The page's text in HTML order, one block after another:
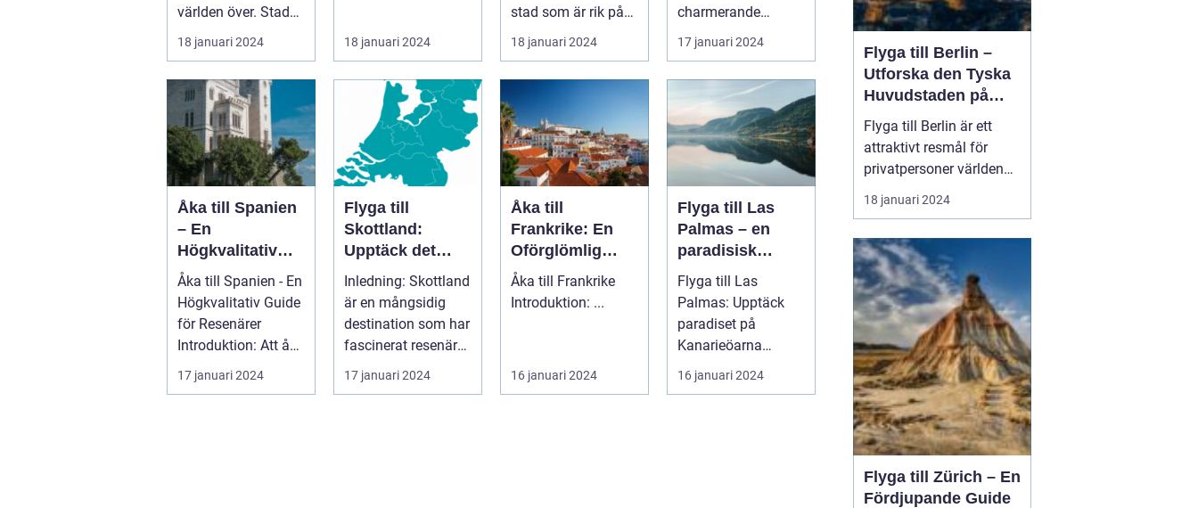
världen över. Staden
i sig bjuder på e...
18 januari 2024 18 januari 2024
stad som är rik på
historia, kultur och
vackra sevärd...
18 januari 2024
charmerande
destinationer
Övergripande
introduktion ...
17 januari 2024
Åka till Spanien
– En
Högkvalitativ
Guide för
Resenärer
Åka till Spanien - En
Högkvalitativ Guide
för Resenärer
Introduktion: Att åka
till Spanien är en
dr...
17 januari 2024
Flyga till
Skottland:
Upptäck det
Fascinerande
Landet
Inledning: Skottland
är en mångsidig
destination som har
fascinerat resenärer
i århundraden. Med
sin...
17 januari 2024
Åka till
Frankrike: En
Oförglömlig
Resa
Åka till Frankrike
Introduktion: ...
16 januari 2024
Flyga till Las
Palmas – en
paradisisk
destination
Flyga till Las
Palmas: Upptäck
paradiset på
Kanarieöarna
16 januari 2024
Flyga till Berlin –
Utforska den Tyska
Huvudstaden på
Nära Håll
Flyga till Berlin är ett
attraktivt resmål för
privatpersoner världen
över. Staden i sig bjuder
på en rik historia,
många sevärdheter. I
denna artikel kommer vi
att ge dig en grundlig
översikt över att resa till
Berlin, presenter...
18 januari 2024
Flyga till Zürich – En
Fördjupande Guide